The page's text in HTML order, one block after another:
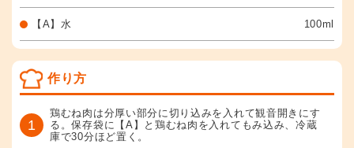
【A】水 100ml
作り方
1
鶏むね肉は分厚い部分に切り込みを入れて観音開きにす
る。保存袋に【A】と鶏むね肉を入れてもみ込み、冷蔵
庫で30分ほど置く。